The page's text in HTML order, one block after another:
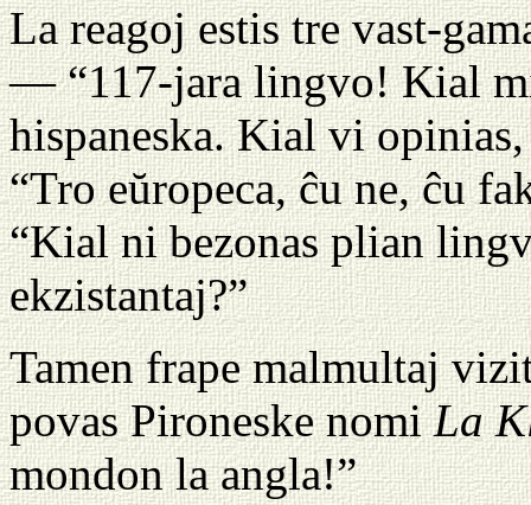
La reagoj estis tre vast-
— “117-jara lingvo! Kial
hispaneska. Kial vi
“Tro eŭropeca, ĉu ne, ĉu
“Kial ni bezonas plian
ekzistantaj?”
Tamen frape malmultaj
povas Pironeske nomiLa
mondon la angla!”